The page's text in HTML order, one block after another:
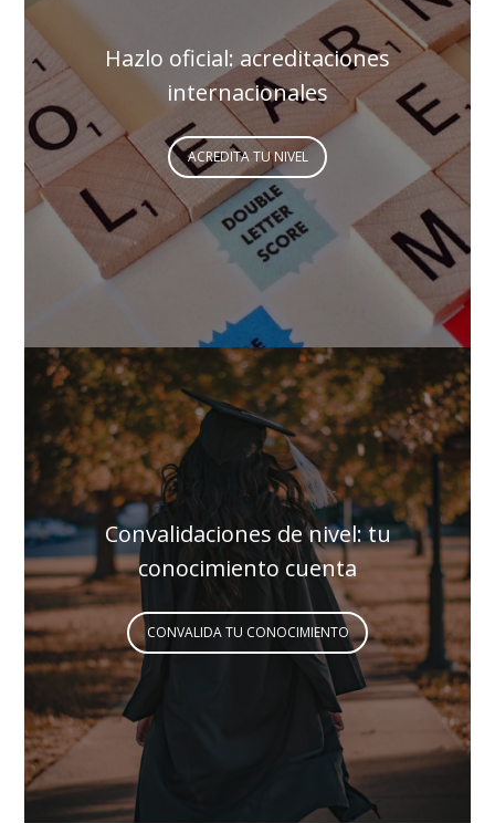
Hazlo oficial: acreditaciones
internacionales
ACREDITA TU NIVEL
Convalidaciones de nivel: tu
conocimiento cuenta
CONVALIDA TU CONOCIMIENTO